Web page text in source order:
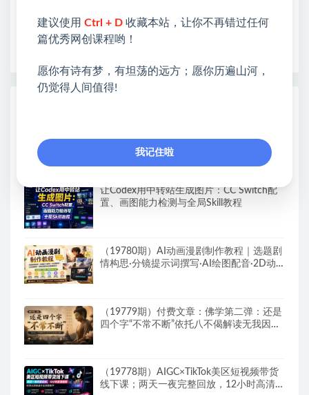
❤如果您也依存于互联网，欢迎加入本站会员，将尽
早为您提供丰盛价值。祝您前程似锦！
让Codex用中转站生成图片：CC Switch配
置、画图能力检测与全局Skill教程
（19780期）AI动画漫剧制作教程｜选题剧
情构思·分镜提示词撰写·AI绘图配音·2D动
（19779期）付费文章：佛学第二弹：还是
四个字“不常不断”依托八不偈解读无我因果
（19778期）AIGC×TikTok美区短视频带货
线下课；两天一夜完整回放，12小时高清视
建议使用 Ctrl + D 收藏本站，让你不再错过任何
篇优秀网创课程哟！
愿你有诗有梦，有坦荡的远方；愿你历遍山河，
仍觉得人间值得!
我记住啦